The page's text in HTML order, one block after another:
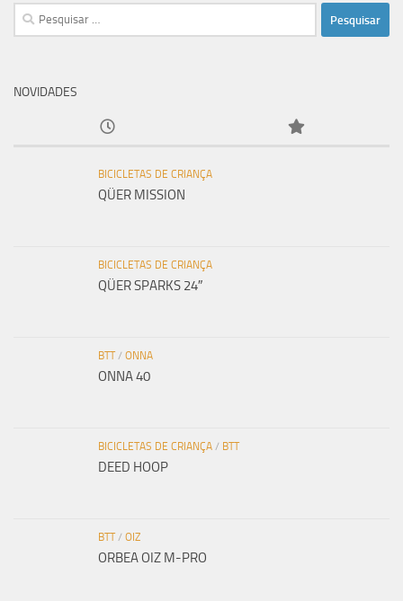
Pesquisar
por:
NOVIDADES
BICICLETAS DE CRIANÇA
QÜER MISSION
BICICLETAS DE CRIANÇA
QÜER SPARKS 24″
BTT/ ONNA
ONNA 40
BICICLETAS DE CRIANÇA / BTT
DEED HOOP
BTT/ OIZ
ORBEA OIZ M-PRO